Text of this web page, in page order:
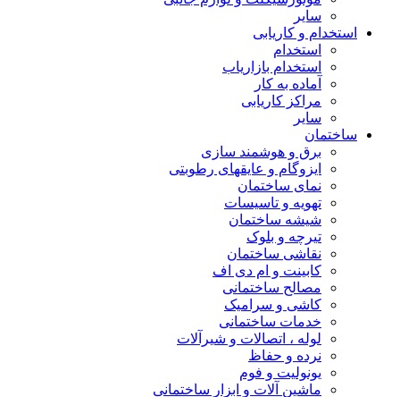
سایر
استخدام و کاریابی
استخدام
استخدام بازاریاب
آماده به کار
مراکز کاریابی
سایر
ساختمان
برق و هوشمند سازی
ایزوگام و عایقهای رطوبتی
نمای ساختمان
تهویه و تاسیسات
شیشه ساختمان
تیرچه و بلوک
نقاشی ساختمان
کابینت و ام دی اف
مصالح ساختمانی
کاشی و سرامیک
خدمات ساختمانی
لوله ، اتصالات و شیرآلات
نرده و حفاظ
یونولیت و فوم
ماشین آلات و ابزار ساختمانی